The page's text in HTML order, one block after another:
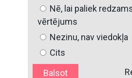
Nē, lai paliek
vērtējums
Nezinu, nav viedokļa
Cits